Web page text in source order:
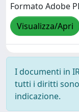
Formato Adobe
Visualizza/Apri
I documenti in
tutti i diritti
indicazione.